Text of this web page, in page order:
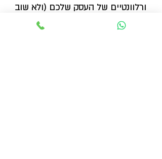
ורלוונטיים של העסק שלכם (ולא שוב
חומר ארכיון ממוחזר)